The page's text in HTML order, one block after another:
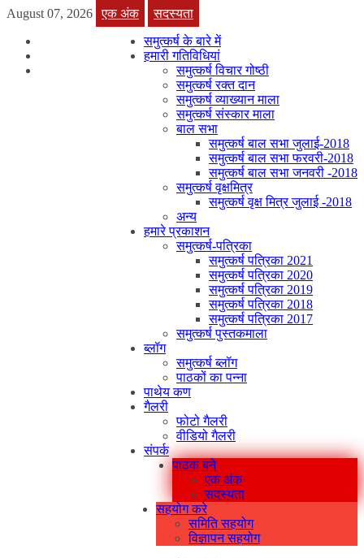
August 07, 2026 एक अंक
सदस्यता
समुत्कर्ष के बारे में
हमारी गतिविधियां
समुत्कर्ष विचार गोष्ठी
समुत्कर्ष रक्त दान
समुत्कर्ष व्याख्यान माला
समुत्कर्ष संस्कार माला
बाल सभा
समुत्कर्ष बाल सभा जुलाई-2018
समुत्कर्ष बाल सभा फरवरी-2018
समुत्कर्ष बाल सभा जनवरी -2018
समुत्कर्ष वृक्षमित्र
समुत्कर्ष वृक्ष मित्र जुलाई -2018
अन्य
हमारे प्रकाशन
समुत्कर्ष-पत्रिका
समुत्कर्ष पत्रिका 2021
समुत्कर्ष पत्रिका 2020
समुत्कर्ष पत्रिका 2019
समुत्कर्ष पत्रिका 2018
समुत्कर्ष पत्रिका 2017
समुत्कर्ष पुस्तकमाला
ब्लॉग
समुत्कर्ष ब्लॉग
पाठकों का पन्ना
पाथेय कण
गैलरी
फोटो गैलरी
वीडियो गैलरी
संपर्क
पाठक बने
एक अंक
सदस्यता
सहयोग करे
समिति सहयोग
विज्ञापन सहयोग